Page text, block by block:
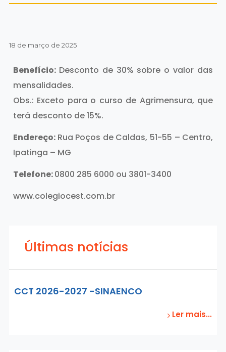
18 de março de 2025
Benefício: Desconto de 30% sobre o valor das
mensalidades.
Obs.: Exceto para o curso de Agrimensura, que
terá desconto de 15%.
Endereço: Rua Poços de Caldas, 51-55 – Centro,
Ipatinga – MG
Telefone:0800 285 6000 ou 3801-3400
www.colegiocest.com.br
Últimas notícias
CCT 2026-2027 -SINAENCO
Ler mais...